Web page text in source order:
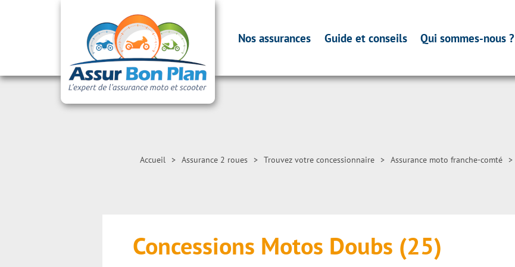
Nos assurances Guide et conseils Qui sommes-nous ?
Accueil > Assurance 2 roues > Trouvez votre concessionnaire > Assurance moto franche-comté >
Concessions Motos Doubs (25)